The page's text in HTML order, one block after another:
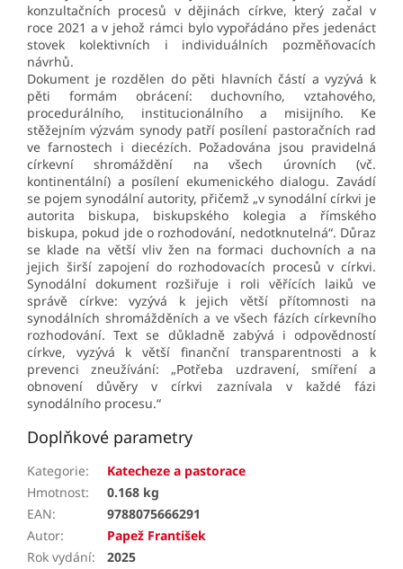
konzultačních procesů v dějinách církve, který začal v
roce 2021 a v jehož rámci bylo vypořádáno přes jedenáct
stovek kolektivních i individuálních pozměňovacích
návrhů.
Dokument je rozdělen do pěti hlavních částí a vyzývá k
pěti formám obrácení: duchovního, vztahového,
procedurálního, institucionálního a misijního. Ke
stěžejním výzvám synody patří posílení pastoračních rad
ve farnostech i diecézích. Požadována jsou pravidelná
církevní shromáždění na všech úrovních (vč.
kontinentální) a posílení ekumenického dialogu. Zavádí
se pojem synodální autority, přičemž „v synodální církvi je
autorita biskupa, biskupského kolegia a římského
biskupa, pokud jde o rozhodování, nedotknutelná“. Důraz
se klade na větší vliv žen na formaci duchovních a na
jejich širší zapojení do rozhodovacích procesů v církvi.
Synodální dokument rozšiřuje i roli věřících laiků ve
správě církve: vyzývá k jejich větší přítomnosti na
synodálních shromážděních a ve všech fázích církevního
rozhodování. Text se důkladně zabývá i odpovědností
církve, vyzývá k větší finanční transparentnosti a k
prevenci zneužívání: „Potřeba uzdravení, smíření a
obnovení důvěry v církvi zaznívala v každé fázi
synodálního procesu.“
Doplňkové parametry
Kategorie:
Katecheze a pastorace
Hmotnost:
0.168 kg
EAN:
9788075666291
Autor:
Papež František
Rok vydání:
2025